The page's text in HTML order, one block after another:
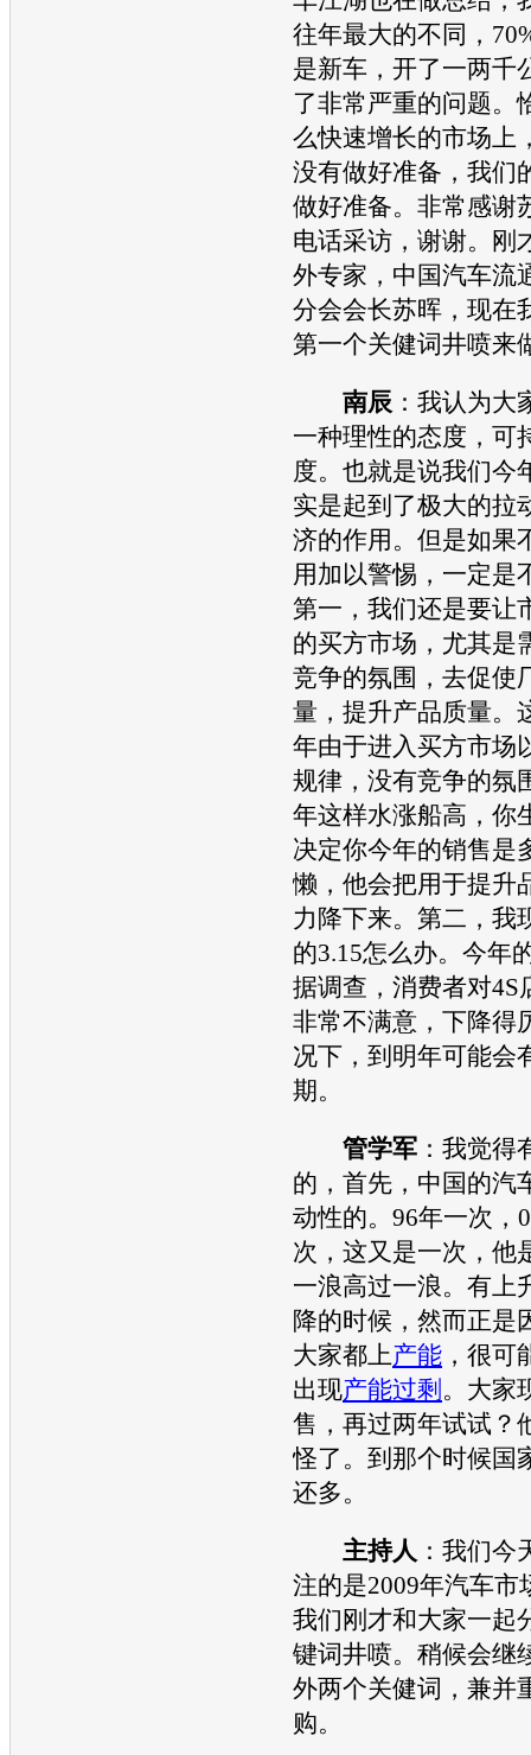
往年最大的不同，
是新车，开了一两千
了非常严重的问题。
么快速增长的市场上
没有做好准备，我们
做好准备。非常感谢
电话采访，谢谢。刚
外专家，中国汽车流
分会会长苏晖，现在
第一个关健词井喷来
南辰 ：我认为大
一种理性的态度，可
度。也就是说我们今
实是起到了极大的拉
济的作用。但是如果
用加以警惕，一定是
第一，我们还是要让
的买方市场，尤其是
竞争的氛围，去促使
量，提升产品质量。
年由于进入买方市场
规律，没有竞争的氛
年这样水涨船高，你
决定你今年的销售是
懒，他会把用于提升
力降下来。第二，我
的3.15怎么办。今年
据调查，消费者对4S
非常不满意，下降得
况下，到明年可能会
期。
管学军 ：我觉得
的，首先，中国的汽
动性的。96年一次，
次，这又是一次，他
一浪高过一浪。有上
降的时候，然而正是
大家都上产能 ，很可
出现产能过剩 。大家
售，再过两年试试？
怪了。到那个时候国
还多。
主持人 ：我们今
注的是2009年汽车市
我们刚才和大家一起
键词井喷。稍候会继
外两个关健词，兼并
购。